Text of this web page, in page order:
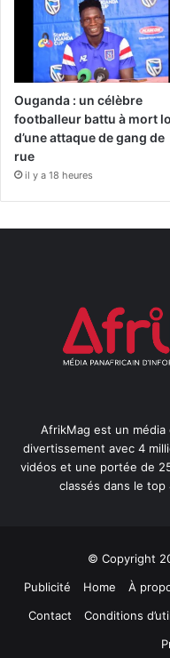
Ouganda : un célèbre
footballeur battu à mort
d’une attaque de gang de
rue
il y a 18 heures
AfrikMag est un média
divertissement avec 4
vidéos et une portée de
classés dans le top
© Copyright
Publicité
Home À
Contact
Conditions